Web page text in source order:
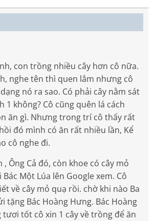
con trồng nhiều cây hơn cô nữa.
nghe tên thì quen lắm nhưng cô
nó ra sao. Có phải cây nằm sát
1 không? Cô cũng quên lá cách
ăn gì. Nhưng trong trí cô thấy rất
đó mình có ăn rất nhiều lần, Kể
cô nghe đi.
, Ông Cả đó, còn khoe có cây mỏ
Bác Một Lúa lên Google xem. Cô
về cây mỏ quạ rồi. chờ khi nào Ba
tặng Bác Hoàng Hưng. Bác Hoàng
tốt cô xin 1 cây về trồng để ăn